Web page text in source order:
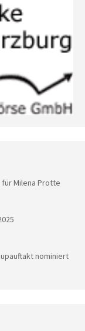
Milena Protte
nominiert